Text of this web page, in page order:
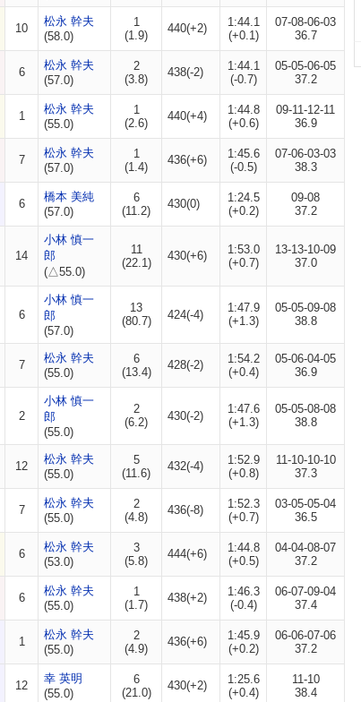
10
松永 幹夫
(58.0)
1
(1.9)
440(+2)
1:44.1
(+0.1)
07-08-06-03
36.7
6
松永 幹夫
(57.0)
2
(3.8)
438(-2)
1:44.1
(-0.7)
05-05-06-05
37.2
1
松永 幹夫
(55.0)
1
(2.6)
440(+4)
1:44.8
(+0.6)
09-11-12-11
36.9
7
松永 幹夫
(57.0)
1
(1.4)
436(+6)
1:45.6
(-0.5)
07-06-03-03
38.3
6
橋本 美純
(57.0)
6
(11.2)
430(0)
1:24.5
(+0.2)
09-08
37.2
14
小林 慎一
郎
(△55.0)
11
(22.1)
430(+6)
1:53.0
(+0.7)
13-13-10-09
37.0
6
小林 慎一
郎
(57.0)
13
(80.7)
424(-4)
1:47.9
(+1.3)
05-05-09-08
38.8
7
松永 幹夫
(55.0)
6
(13.4)
428(-2)
1:54.2
(+0.4)
05-06-04-05
36.9
2
小林 慎一
郎
(55.0)
2
(6.2)
430(-2)
1:47.6
(+1.3)
05-05-08-08
38.8
12
松永 幹夫
(55.0)
5
(11.6)
432(-4)
1:52.9
(+0.8)
11-10-10-10
37.3
7
松永 幹夫
(55.0)
2
(4.8)
436(-8)
1:52.3
(+0.7)
03-05-05-04
36.5
6
松永 幹夫
(53.0)
3
(5.8)
444(+6)
1:44.8
(+0.5)
04-04-08-07
37.2
6
松永 幹夫
(55.0)
1
(1.7)
438(+2)
1:46.3
(-0.4)
06-07-09-04
37.4
1
松永 幹夫
(55.0)
2
(4.9)
436(+6)
1:45.9
(+0.2)
06-06-07-06
37.2
12
幸 英明
(55.0)
6
(21.0)
430(+2)
1:25.6
(+0.4)
11-10
38.4